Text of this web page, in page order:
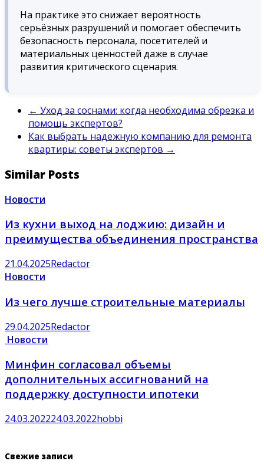
На практике это снижает вероятность
серьёзных разрушений и помогает обеспечить
безопасность персонала, посетителей и
материальных ценностей даже в случае
развития критического сценария.
← Уход за соснами: когда необходима обрезка и
помощь экспертов?
Как выбрать надежную компанию для ремонта
квартиры: советы экспертов →
Similar Posts
Новости
Из кухни выход на лоджию: дизайн и
преимущества объединения пространства
21.04.2025Redactor
Новости
Из чего лучше строительные материалы
29.04.2025Redactor
Новости
Минфин согласовал объемы
дополнительных ассигнований на
поддержку доступности ипотеки
24.03.202224.03.2022hobbi
Свежие записи